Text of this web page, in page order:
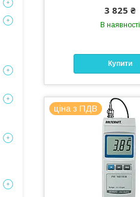
3 825 ₴
В наявності
Купити
ціна з ПДВ